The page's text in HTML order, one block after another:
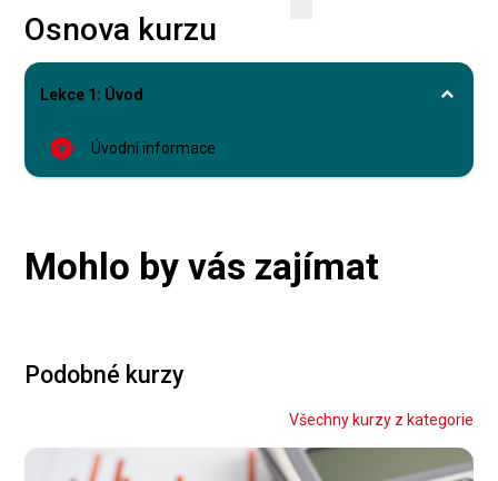
Osnova kurzu
Lekce 1: Úvod
play_circle_filled Úvodní informace
Mohlo by vás zajímat
Podobné kurzy
Všechny kurzy z kategorie